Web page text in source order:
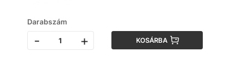
Darabszám
- + KOSÁRBA